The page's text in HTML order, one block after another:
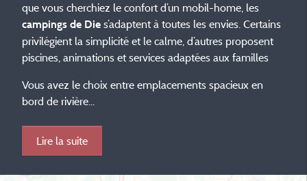
que vous cherchiez le confort d’un mobil-home, les
campings de Die s’adaptent à toutes les envies. Certains
privilégient la simplicité et le calme, d’autres proposent
piscines, animations et services adaptées aux familles
Vous avez le choix entre emplacements spacieux en
bord de rivière...
Lire la suite